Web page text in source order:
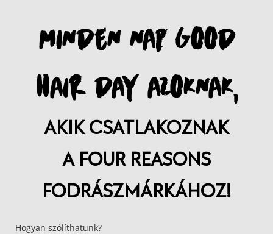
MINDEN NAP GOOD
HAIR DAY AZOKNAK,
AKIK CSATLAKOZNAK
A FOUR REASONS
FODRÁSZMÁRKÁHOZ!
Hogyan szólíthatunk?